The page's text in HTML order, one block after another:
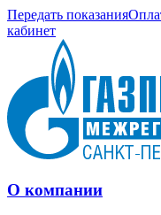
Передать показания
кабинет
О компании